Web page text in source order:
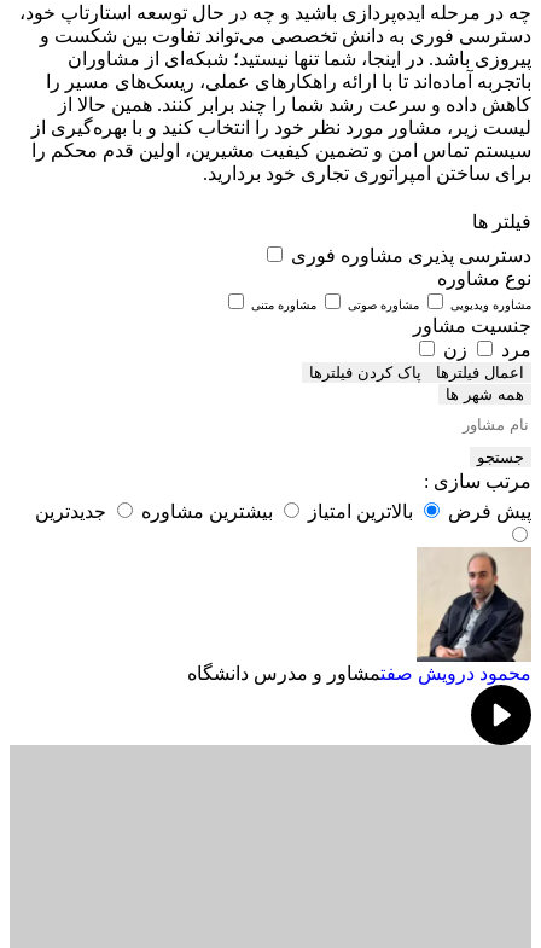
چه در مرحله ایده‌پردازی باشید و چه در حال توسعه استارتاپ خود،
دسترسی فوری به دانش تخصصی می‌تواند تفاوت بین شکست و
پیروزی باشد. در اینجا، شما تنها نیستید؛ شبکه‌ای از مشاوران
باتجربه آماده‌اند تا با ارائه راهکارهای عملی، ریسک‌های مسیر را
کاهش داده و سرعت رشد شما را چند برابر کنند. همین حالا از
لیست زیر، مشاور مورد نظر خود را انتخاب کنید و با بهره‌گیری از
سیستم تماس امن و تضمین کیفیت مشیرین، اولین قدم محکم را
برای ساختن امپراتوری تجاری خود بردارید.
فیلتر ها
دسترسی پذیری مشاوره فوری
نوع مشاوره
مشاوره ویدیویی مشاوره صوتی مشاوره متنی
جنسیت مشاور
مرد
زن
اعمال فیلترها
همه شهر ها
جستجو
مرتب سازی :
پیش فرض
بالاترین امتیاز بیشترین مشاوره جدیدترین
محمود درویش صفتمشاور و مدرس دانشگاه